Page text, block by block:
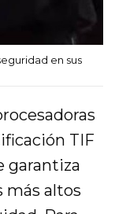
en sus
TIF
garantiza
más altos